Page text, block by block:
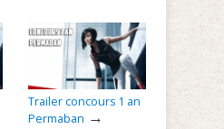
Trailer concours 1 an
Permaban →